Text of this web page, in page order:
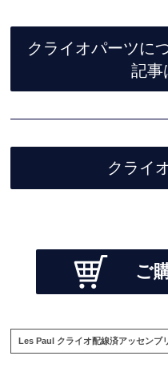
クライオパーツに
記事
クライ
ご
Les Paul クライオ配線済アッセンブ